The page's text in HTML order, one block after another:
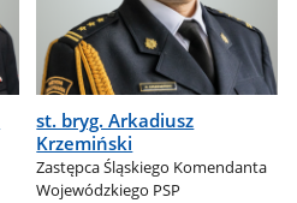
st. bryg. Arkadiusz
Krzemiński
Zastępca Śląskiego Komendanta
Wojewódzkiego PSP